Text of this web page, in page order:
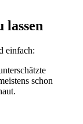
einfach:
schon